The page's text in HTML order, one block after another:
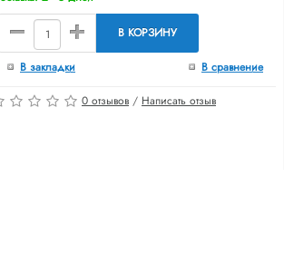
В КОРЗИНУ
В закладки В сравнение
0 отзывов / Написать отзыв